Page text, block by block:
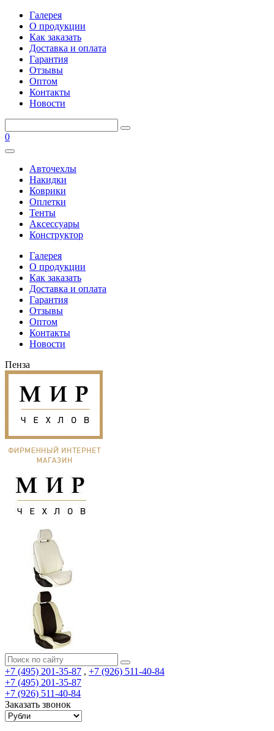
Галерея
О продукции
Как заказать
Доставка и оплата
Гарантия
Отзывы
Оптом
Контакты
Новости
0
Авточехлы
Накидки
Коврики
Оплетки
Тенты
Аксессуары
Конструктор
Галерея
О продукции
Как заказать
Доставка и оплата
Гарантия
Отзывы
Оптом
Контакты
Новости
Пенза
+7 (495) 201-35-87 , +7 (926) 511-40-84
+7 (495) 201-35-87
+7 (926) 511-40-84
Заказать звонок